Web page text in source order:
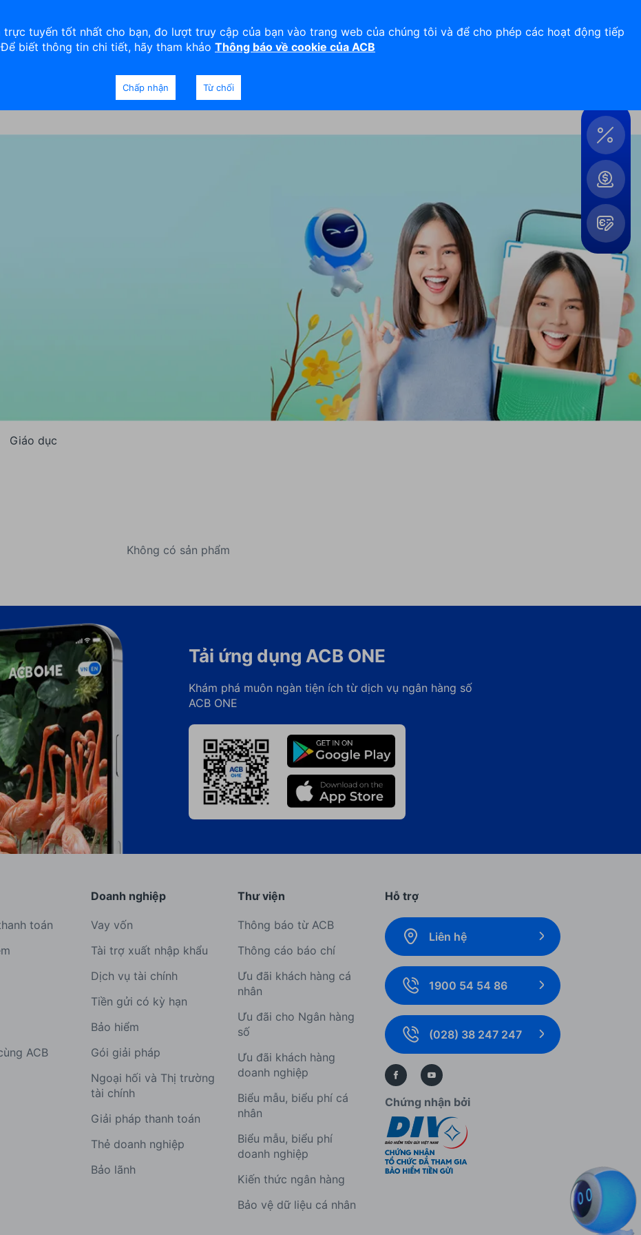
Giáo dục
Không có sản phẩm
Tải ứng dụng ACB ONE
Khám phá muôn ngàn tiện ích từ dịch vụ ngân hàng số
ACB ONE
toán
ACB
Doanh nghiệp
Vay vốn
Tài trợ xuất nhập khẩu
Dịch vụ tài chính
Tiền gửi có kỳ hạn
Bảo hiểm
Gói giải pháp
Ngoại hối và Thị trường
tài chính
Giải pháp thanh toán
Thẻ doanh nghiệp
Bảo lãnh
Thư viện
Thông báo từ ACB
Thông cáo báo chí
Ưu đãi khách hàng cá
nhân
Ưu đãi cho Ngân hàng
số
Ưu đãi khách hàng
doanh nghiệp
Biểu mẫu, biểu phí cá
nhân
Biểu mẫu, biểu phí
doanh nghiệp
Kiến thức ngân hàng
Bảo vệ dữ liệu cá nhân
Hỗ trợ
Liên hệ
1900 54 54 86
(028) 38 247 247
Chứng nhận bởi
Tiện
ích
Mở
rộng
tuyến tốt nhất cho bạn, đo lượt truy cập của bạn vào trang web của chúng tôi và để cho phép các hoạt động tiếp
biết thông tin chi tiết, hãy tham khảo Thông báo về cookie của ACB
Chấp nhận Từ chối